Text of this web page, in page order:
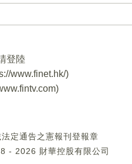
登陸
www.finet.hk/)
)
定通告之憲報刊登報章
- 2026 財華控股有限公司